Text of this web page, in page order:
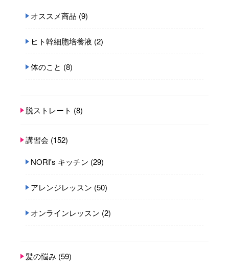
オススメ商品 (9)
ヒト幹細胞培養液 (2)
体のこと (8)
脱ストレート (8)
講習会 (152)
NORI's キッチン (29)
アレンジレッスン (50)
オンラインレッスン (2)
髪の悩み (59)